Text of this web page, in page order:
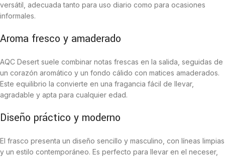
versátil, adecuada tanto para uso diario como para ocasiones
informales.
Aroma fresco y amaderado
AQC Desert suele combinar notas frescas en la salida, seguidas de
un corazón aromático y un fondo cálido con matices amaderados.
Este equilibrio la convierte en una fragancia fácil de llevar,
agradable y apta para cualquier edad.
Diseño práctico y moderno
El frasco presenta un diseño sencillo y masculino, con líneas limpias
y un estilo contemporáneo. Es perfecto para llevar en el neceser,